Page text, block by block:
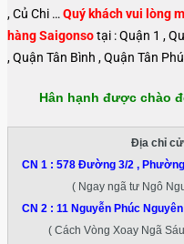
, Củ Chi … Quý khách vui lòng
hàng Saigonsotại : Quận 1 ,
, Quận Tân Bình , Quận Tân Phú
Hân hạnh được chào
Địa chỉ
CN 1 : 578 Đường 3/2 , Phường
( Ngay ngã tư Ngô
CN 2 : 11 Nguyễn Phúc Nguyên
( Cách Vòng Xoay Ngã